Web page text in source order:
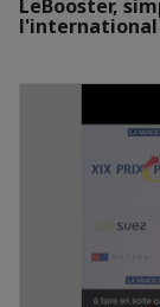
LeBooster,
l'international